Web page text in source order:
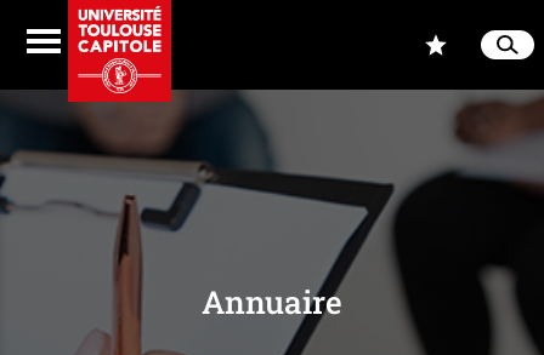
Menu
Annuaire